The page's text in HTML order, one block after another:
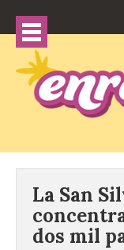
La San
dos mil